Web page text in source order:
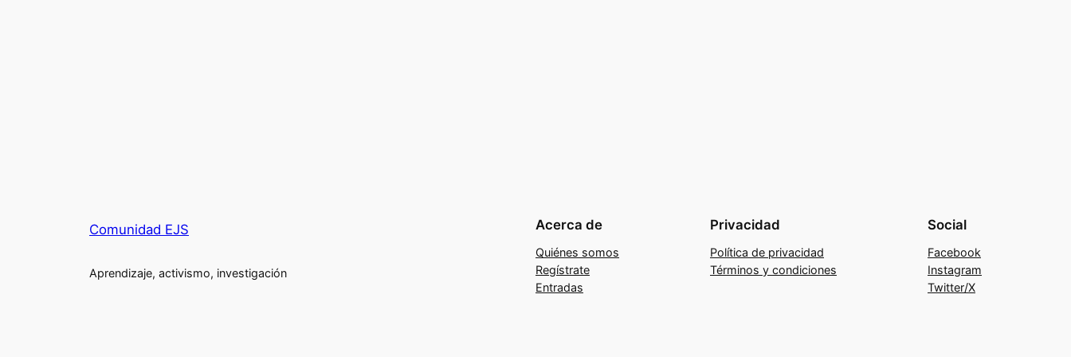
Comunidad EJS
Aprendizaje, activismo, investigación
Acerca de
Quiénes somos
Regístrate
Entradas
Privacidad
Política de privacidad
Términos y condiciones
Social
Facebook
Instagram
Twitter/X